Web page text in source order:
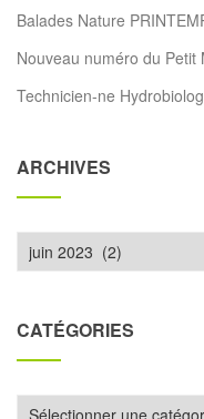
Balades Nature
Nouveau numéro du
Technicien-ne
ARCHIVES
Archives
CATÉGORIES
Catégories